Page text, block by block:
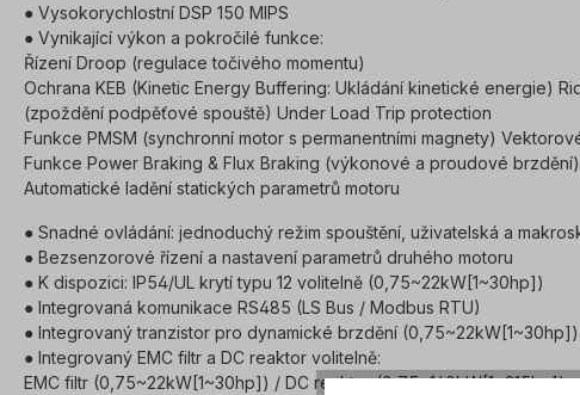
● Vysokorychlostní DSP 150 MIPS
● Vynikající výkon a pokročilé funkce:
Řízení Droop (regulace točivého momentu)
Ochrana KEB (Kinetic Energy Buffering: Ukládání kinetické energie)
(zpoždění podpěťové spouště) Under Load Trip protection
Funkce PMSM (synchronní motor s permanentními magnety)
Funkce Power Braking & Flux Braking (výkonové a proudové brzdění)
Automatické ladění statických parametrů motoru
● Snadné ovládání: jednoduchý režim spouštění, uživatelská a
● Bezsenzorové řízení a nastavení parametrů druhého motoru
● K dispozici: IP54/UL krytí typu 12 volitelně (0,75~22kW[1~30hp])
● Integrovaná komunikace RS485 (LS Bus / Modbus RTU)
● Integrovaný tranzistor pro dynamické brzdění (0,75~22kW[1~30hp])
● Integrovaný EMC filtr a DC reaktor volitelně:
EMC filtr (0,75~22kW[1~30hp]) / DC reaktor (0,75~160kW[1~215hp])